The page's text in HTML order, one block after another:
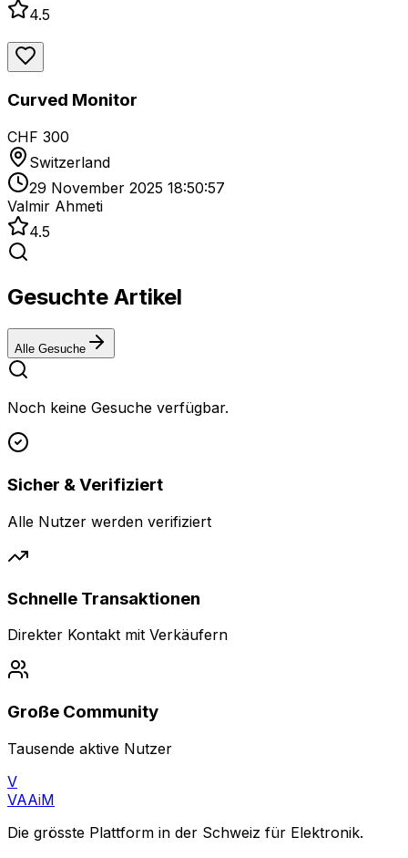
4.5
Curved Monitor
CHF 300
Switzerland
29 November 2025 18:50:57
Valmir Ahmeti
4.5
Gesuchte Artikel
Alle Gesuche
Noch keine Gesuche verfügbar.
Sicher & Verifiziert
Alle Nutzer werden verifiziert
Schnelle Transaktionen
Direkter Kontakt mit Verkäufern
Große Community
Tausende aktive Nutzer
V
VAAiM
Die grösste Plattform in der Schweiz für Elektronik.